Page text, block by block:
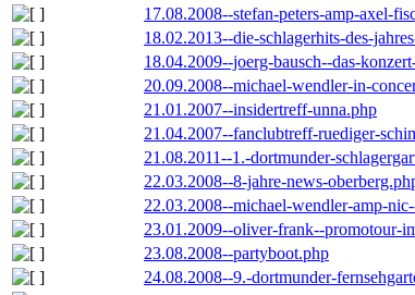
17.08.2008--stefan-peters-amp-axel-
18.02.2013--die-schlagerhits-des-
18.04.2009--joerg-bausch--das-
20.09.2008--michael-wendler-in-
21.01.2007--insidertreff-unna.php
21.04.2007--fanclubtreff-ruediger-
21.08.2011--1.-dortmunder-
22.03.2008--8-jahre-news-
22.03.2008--michael-wendler-amp-
23.01.2009--oliver-frank--promotour-
23.08.2008--partyboot.php
24.08.2008--9.-dortmunder-